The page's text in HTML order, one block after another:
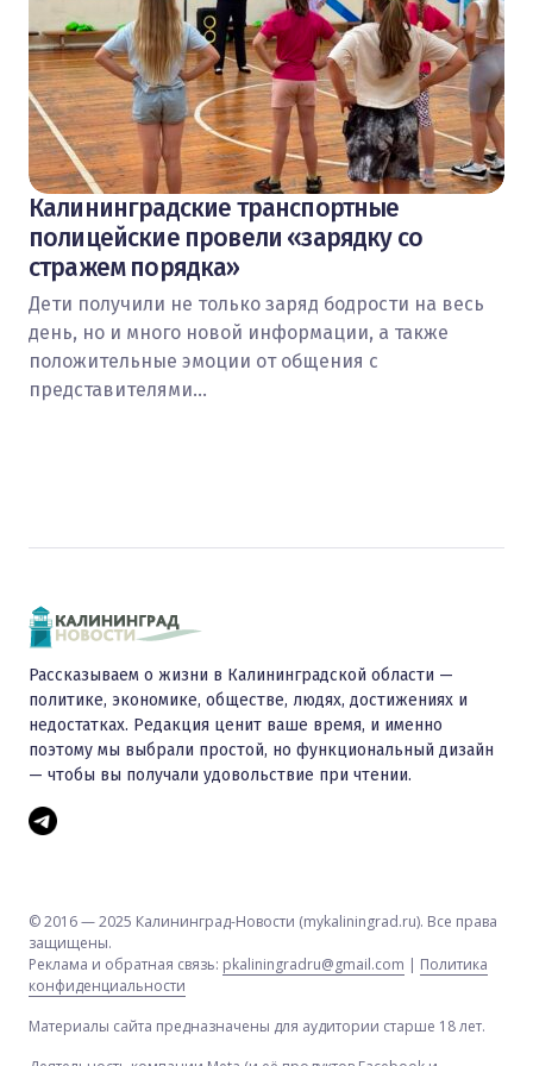
Калининградские транспортные
полицейские провели «зарядку со
стражем порядка»
Дети получили не только заряд бодрости на весь
день, но и много новой информации, а также
положительные эмоции от общения с
представителями…
Рассказываем о жизни в Калининградской области —
политике, экономике, обществе, людях, достижениях и
недостатках. Редакция ценит ваше время, и именно
поэтому мы выбрали простой, но функциональный дизайн
— чтобы вы получали удовольствие при чтении.
© 2016 — 2025 Калининград-Новости (mykaliningrad.ru). Все права
защищены.
Реклама и обратная связь: pkaliningradru@gmail.com | Политика
конфиденциальности
Материалы сайта предназначены для аудитории старше 18 лет.